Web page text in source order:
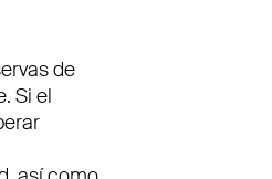
de
Si el